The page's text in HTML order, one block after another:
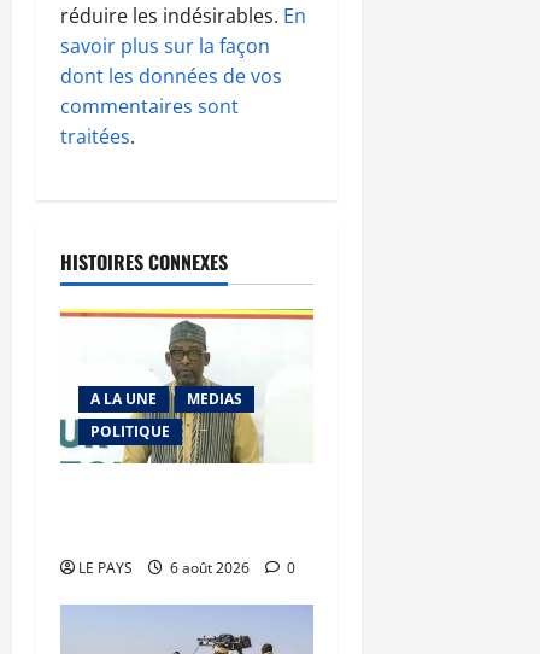
réduire les indésirables. En
savoir plus sur la façon
dont les données de vos
commentaires sont
traitées.
HISTOIRES CONNEXES
A LA UNE
MEDIAS
POLITIQUE
LE PAYS 6 août 2026 0